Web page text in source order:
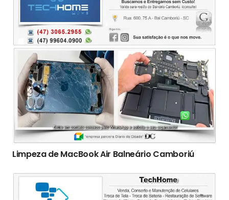
Limpeza de MacBook Air Balneário Camboriú